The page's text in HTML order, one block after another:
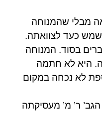
מבלי שהמנוחה
כעד לצוואתה.
בסוד. המנוחה
היא לא חתמה
לא נכחה במקום
ר’ מ’ מעסיקתה